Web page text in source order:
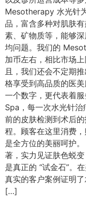
Mesotherapy 水光针
品，富含多种对肌肤
素、矿物质等，能够
均问题。我们的
加币左右，相比市场
且，我们还会不定期
格享受到高品质的医
一个数字，更代表着
Spa，每一次水光针
前的皮肤检测到术后
程。顾客在这里消费
是全方位的美丽呵护
著，实力见证肤色蜕
是真正的 “试金石”。
真实的客户案例证明了
[…]